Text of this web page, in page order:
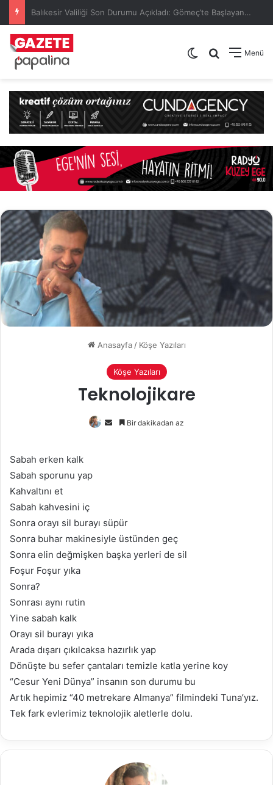
Akçay-Midilli Seferleri Başladı: Akçayport 27 Yıl Sonra Yeniden Gümrük Kapısı Oldu
Menü
Arama yap
Dış görünümü
Anasayfa / Köşe Yazıları
Köşe Yazıları
Teknolojikare
Bir
Bir dakikadan az
Sabah erken kalk
Sabah sporunu yap
Kahvaltını et
Sabah kahvesini iç
Sonra orayı sil burayı süpür
Sonra buhar makinesiyle üstünden geç
Sonra elin değmişken başka yerleri de sil
Foşur Foşur yıka
Sonra?
Sonrası aynı rutin
Yine sabah kalk
Orayı sil burayı yıka
Arada dışarı çıkılcaksa hazırlık yap
Dönüşte bu sefer çantaları temizle katla yerine koy
“Cesur Yeni Dünya” insanın son durumu bu
Artık hepimiz “40 metrekare Almanya” filmindeki Tuna’yız.
Tek fark evlerimiz teknolojik aletlerle dolu.